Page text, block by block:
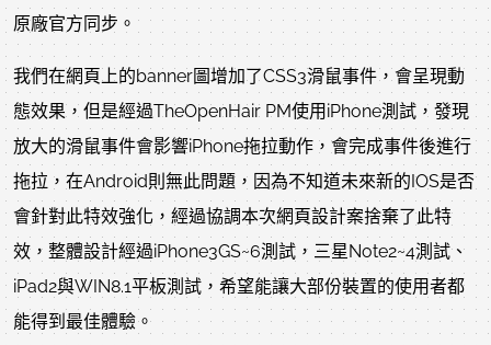
原廠官方同步。
我們在網頁上的banner圖增加了CSS3滑鼠事件，會呈現動
態效果，但是經過TheOpenHair PM使用iPhone測試，發現
放大的滑鼠事件會影響iPhone拖拉動作，會完成事件後進行
拖拉，在Android則無此問題，因為不知道未來新的IOS是否
會針對此特效強化，經過協調本次網頁設計案捨棄了此特
效，整體設計經過iPhone3GS~6測試，三星Note2~4測試、
iPad2與WIN8.1平板測試，希望能讓大部份裝置的使用者都
能得到最佳體驗。